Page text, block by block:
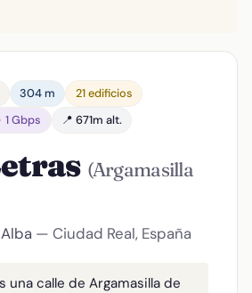
304 m
21 edificios
1 Gbps 📍 671m alt.
(Argamasilla
— Ciudad Real, España
una calle de Argamasilla de